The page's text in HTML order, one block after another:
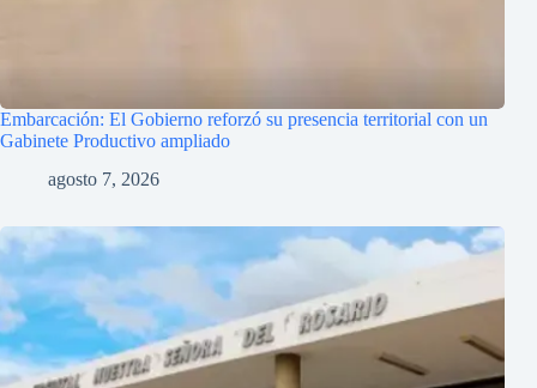
Embarcación: El Gobierno reforzó su presencia territorial con un
Gabinete Productivo ampliado
agosto 7, 2026